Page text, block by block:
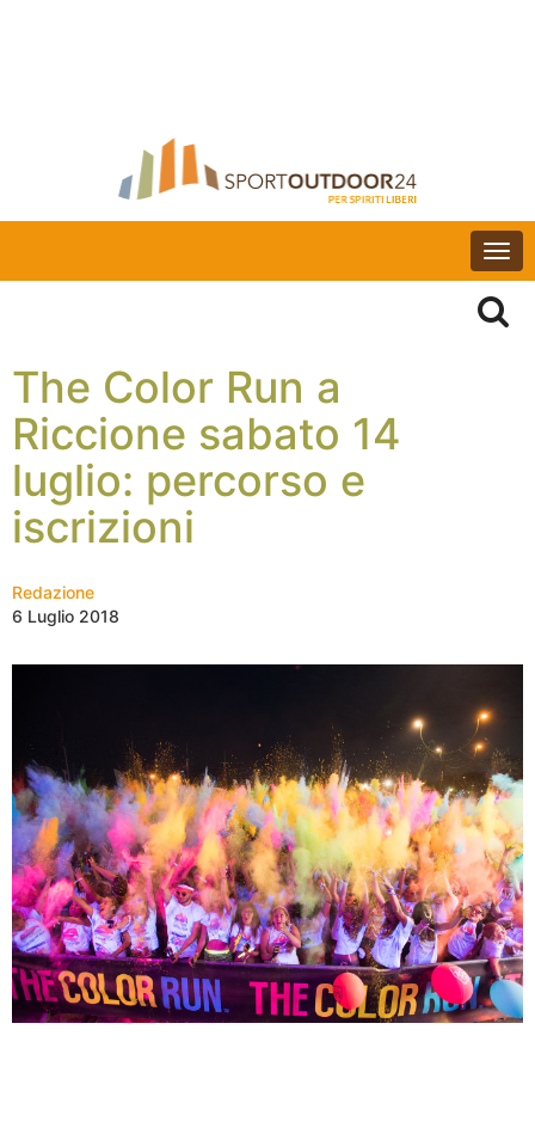
The Color Run a
Riccione sabato 14
luglio: percorso e
iscrizioni
Redazione
6 Luglio 2018